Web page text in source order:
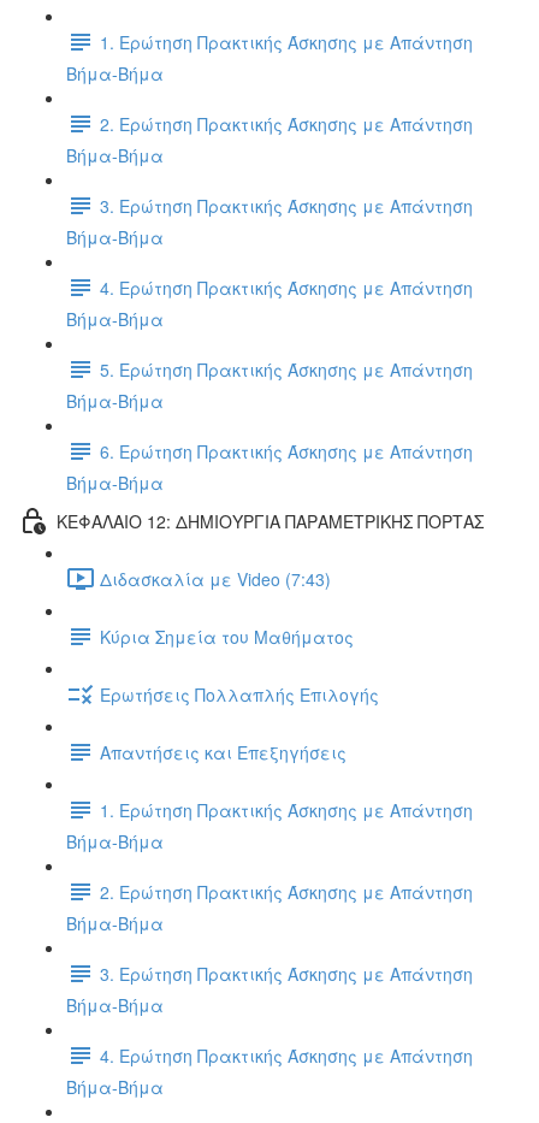
1. Ερώτηση Πρακτικής Άσκησης με Απάντηση
Βήμα-Βήμα
2. Ερώτηση Πρακτικής Άσκησης με Απάντηση
Βήμα-Βήμα
3. Ερώτηση Πρακτικής Άσκησης με Απάντηση
Βήμα-Βήμα
4. Ερώτηση Πρακτικής Άσκησης με Απάντηση
Βήμα-Βήμα
5. Ερώτηση Πρακτικής Άσκησης με Απάντηση
Βήμα-Βήμα
6. Ερώτηση Πρακτικής Άσκησης με Απάντηση
Βήμα-Βήμα
ΚΕΦΑΛΑΙΟ 12: ΔΗΜΙΟΥΡΓΙΑ ΠΑΡΑΜΕΤΡΙΚΗΣ ΠΟΡΤΑΣ
Διδασκαλία με Video (7:43)
Κύρια Σημεία του Μαθήματος
Ερωτήσεις Πολλαπλής Επιλογής
Απαντήσεις και Επεξηγήσεις
1. Ερώτηση Πρακτικής Άσκησης με Απάντηση
Βήμα-Βήμα
2. Ερώτηση Πρακτικής Άσκησης με Απάντηση
Βήμα-Βήμα
3. Ερώτηση Πρακτικής Άσκησης με Απάντηση
Βήμα-Βήμα
4. Ερώτηση Πρακτικής Άσκησης με Απάντηση
Βήμα-Βήμα